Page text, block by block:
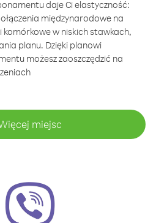
daje Ci elastyczność:
międzynarodowe na
w niskich stawkach,
planu. Dzięki planowi
możesz zaoszczędzić na
miejsc